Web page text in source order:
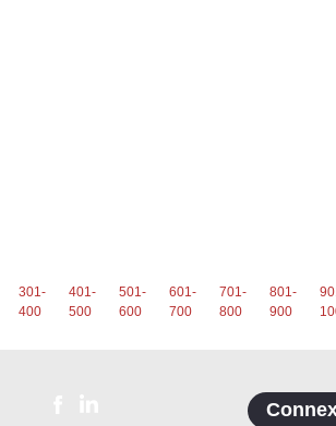
301-
400
401-
500
501-
600
601-
700
701-
800
801-
900